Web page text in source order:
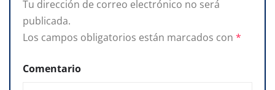
Tu dirección de correo electrónico no será
publicada.
Los campos obligatorios están marcados con *
Comentario